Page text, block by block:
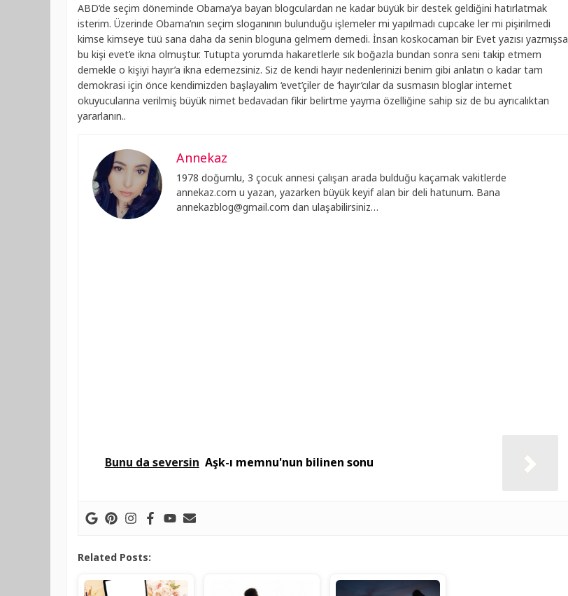
ABD’de seçim döneminde Obama’ya bayan blogculardan ne kadar büyük bir destek geldiğini hatırlatmak
isterim. Üzerinde Obama’nın seçim sloganının bulunduğu işlemeler mi yapılmadı cupcake ler mi pişirilmedi
kimse kimseye tüü sana daha da senin bloguna gelmem demedi. İnsan koskocaman bir Evet yazısı yazmışsa
bu kişi evet’e ikna olmuştur. Tutupta yorumda hakaretlerle sık boğazla bundan sonra seni takip etmem
demekle o kişiyi hayır’a ikna edemezsiniz. Siz de kendi hayır nedenlerinizi benim gibi anlatın o kadar tam
demokrasi için önce kendimizden başlayalım ‘evet’çiler de ‘hayır’cılar da susmasın bloglar internet
okuyucularına verilmiş büyük nimet bedavadan fikir belirtme yayma özelliğine sahip siz de bu ayrıcalıktan
yararlanın..
Annekaz
1978 doğumlu, 3 çocuk annesi çalışan arada bulduğu kaçamak vakitlerde
annekaz.com u yazan, yazarken büyük keyif alan bir deli hatunum. Bana
annekazblog@gmail.com dan ulaşabilirsiniz…
Bunu da seversin Aşk-ı memnu'nun bilinen sonu
Related Posts: